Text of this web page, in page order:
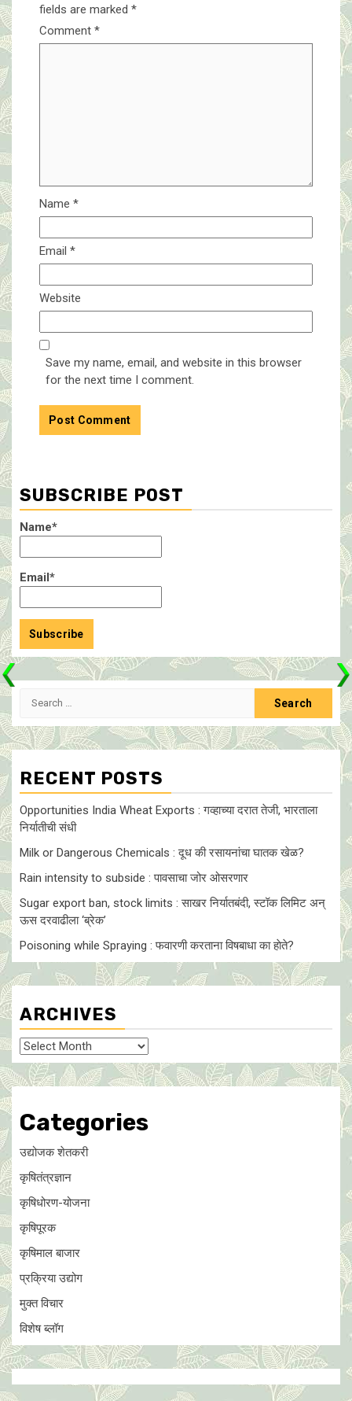
fields are marked *
Comment *
Name *
Email *
Website
Save my name, email, and website in this browser
for the next time I comment.
SUBSCRIBE POST
Name*
Email*
Search
RECENT POSTS
Opportunities India Wheat Exports : गव्हाच्या दरात तेजी, भारताला
निर्यातीची संधी
Milk or Dangerous Chemicals : दूध की रसायनांचा घातक खेळ?
Rain intensity to subside : पावसाचा जोर ओसरणार
Sugar export ban, stock limits : साखर निर्यातबंदी, स्टॉक लिमिट अन्
ऊस दरवाढीला ‘ब्रेक’
Poisoning while Spraying : फवारणी करताना विषबाधा का हाेते?
ARCHIVES
Archives
Categories
उद्योजक शेतकरी
कृषितंत्रज्ञान
कृषिधोरण-योजना
कृषिपूरक
कृषिमाल बाजार
प्रक्रिया उद्योग
मुक्त विचार
विशेष ब्लॉग